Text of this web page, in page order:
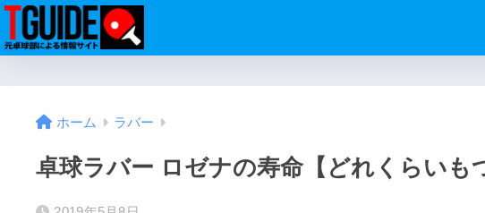
ホーム ラバー
卓球ラバー ロゼナの寿命【どれくらいも